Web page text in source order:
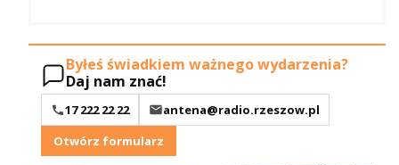
Byłeś świadkiem ważnego wydarzenia?
Daj nam znać!
17 222 22 22
antena@radio.rzeszow.pl
Otwórz formularz